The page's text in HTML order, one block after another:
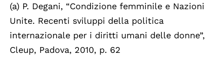
(a) P. Degani, “Condizione femminile e Nazioni
Unite. Recenti sviluppi della politica
internazionale per i diritti umani delle donne”,
Cleup, Padova, 2010, p. 62